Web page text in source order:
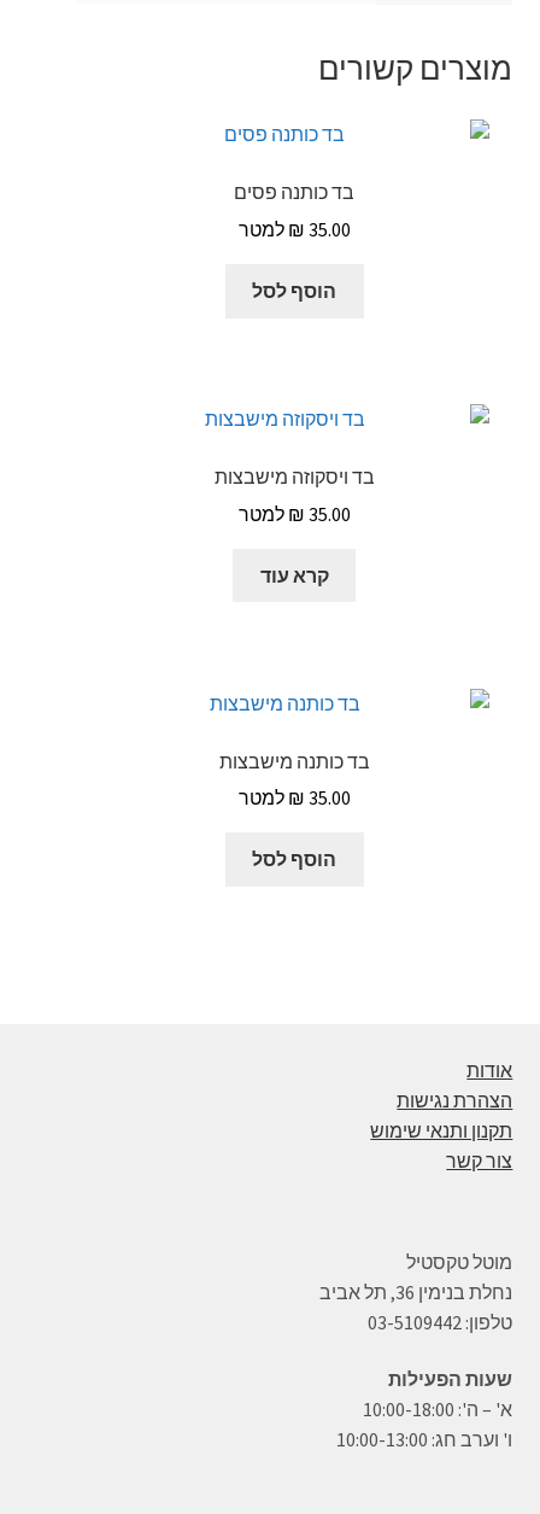
מוצרים קשורים
בד כותנה פסים
35.00
₪
הוסף לסל
בד ויסקוזה מישבצות
35.00
₪
קרא עוד
בד כותנה מישבצות
35.00
₪
הוסף לסל
אודות
הצהרת נגישות
תקנון ותנאי שימוש
צור קשר
מוטל טקסטיל
נחלת בנימין 36, תל אביב
טלפון: 03-5109442
שעות הפעילות
א' – ה': 10:00-18:00
ו' וערב חג: 10:00-13:00